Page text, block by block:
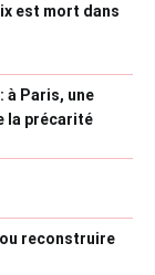
est mort dans
à Paris, une
la précarité
ou reconstruire